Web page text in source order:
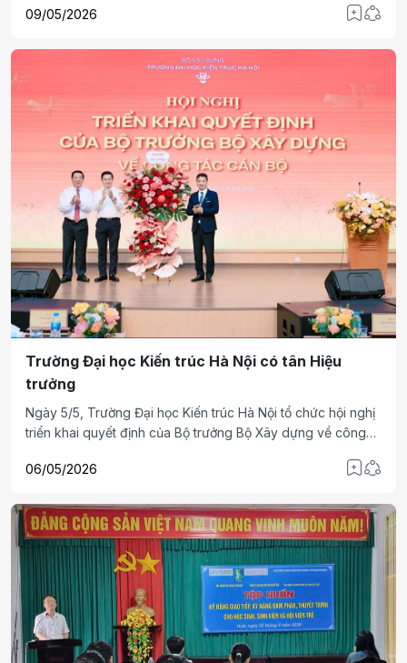
mùa thứ 5 của sân chơi khởi nghiệp xanh dành cho sinh
09/05/2026
Trường Đại học Kiến trúc Hà Nội có tân Hiệu
trưởng
Ngày 5/5, Trường Đại học Kiến trúc Hà Nội tổ chức hội nghị
triển khai quyết định của Bộ trưởng Bộ Xây dựng về công
06/05/2026